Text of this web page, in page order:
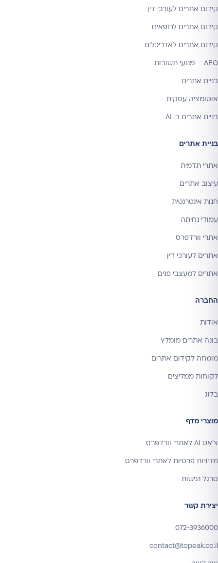
קידום אתרים לעורכי דין
קידום אתרים לרופאים
קידום אתרים לאדריכלים
AEO — מנועי תשובות
בניית אתרים
אוטומציה עסקית
בניית אתרים ב-AI
בניית אתרים
אתרי תדמית
עיצוב אתרים
חנות אינטרנטית
עמודי נחיתה
אתרי וורדפרס
אתרים לעורכי דין
אתרים למעצבי פנים
החברה
אודות
בונה אתרים מומלץ
מומחה לקידום אתרים
לקוחות ממליצים
בלוג
מוצרי מדף
צ'אט AI לאתרי וורדפרס
מדיניות פרטיות לאתרי וורדפרס
סרגל נגישות
יצירת קשר
072-3936000
contact@topeak.co.il